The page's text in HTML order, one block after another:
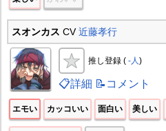
スオンカス CV近藤孝行
推し登録 ( -人)
📋詳細 📝コメント
エモい カッコいい 面白い 美しい